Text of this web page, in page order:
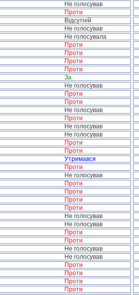
Не голосував
Проти
Відсутній
Не голосував
Не голосувала
Проти
Проти
Проти
Проти
За
Не голосував
Проти
Проти
Не голосував
Проти
Не голосував
Не голосував
Проти
Проти
Утримався
Проти
Не голосував
Проти
Проти
Проти
Проти
Не голосував
Не голосував
Проти
Проти
Не голосував
Не голосував
Проти
Проти
Проти
Проти